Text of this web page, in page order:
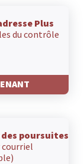
Plus
du contrôle
poursuites
courriel